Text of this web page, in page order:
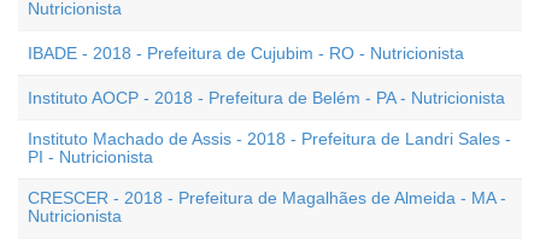
Nutricionista
IBADE - 2018 - Prefeitura de Cujubim - RO - Nutricionista
Instituto AOCP - 2018 - Prefeitura de Belém - PA - Nutricionista
Instituto Machado de Assis - 2018 - Prefeitura de Landri Sales -
PI - Nutricionista
CRESCER - 2018 - Prefeitura de Magalhães de Almeida - MA -
Nutricionista